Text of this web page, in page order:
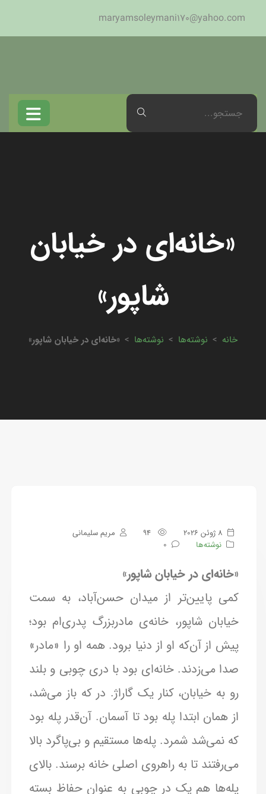
maryamsoleymani170@yahoo.com
«خانه‌ای در خیابان
شاپور»
خانه > نوشته‌ها > نوشته‌ها > «خانه‌ای در خیابان شاپور»
8 ژوئن 2026
مریم سلیمانی
نوشته‌ها
0
«خانه‌ای در خیابان شاپور»
کمی پایین‌تر از میدان حسن‌آباد، به سمت
خیابان شاپور، خانه‌ی مادربزرگ پدری‌ام بود؛
پیش از آن‌که او از دنیا برود. همه او را «مادر»
صدا می‌زدند. خانه‌ای بود با دری چوبی و بلند
رو به خیابان، کنار یک گاراژ. در که باز می‌شد،
از همان ابتدا پله بود تا آسمان. آن‌قدر پله بود
که نمی‌شد شمرد. پله‌ها مستقیم و بی‌پاگرد بالا
می‌رفتند تا به راهروی اصلی خانه برسند. بالای
پله‌ها هم یک در چوبی به عنوان حفاظ بسته